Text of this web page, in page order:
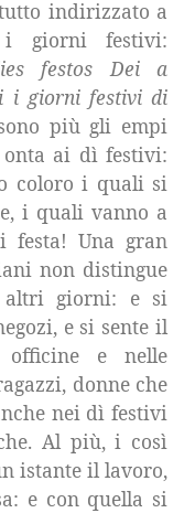
indirizzato a
giorni festivi:
festos Dei a
i giorni festivi di
più gli empi
ai dì festivi:
coloro i quali si
i quali vanno a
Una gran
non distingue
altri giorni: e si
e si sente il
e nelle
donne che
nei dì festivi
Al più, i così
istante il lavoro,
e con quella si